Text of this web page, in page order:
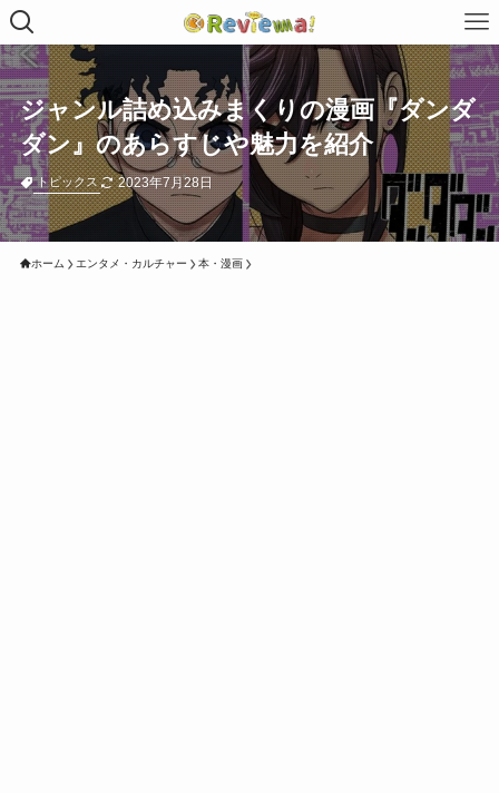
ジャンル詰め込みまくりの漫画『ダンダ
ダン』のあらすじや魅力を紹介
トピックス 2023年7月28日
ホーム エンタメ・カルチャー 本・漫画